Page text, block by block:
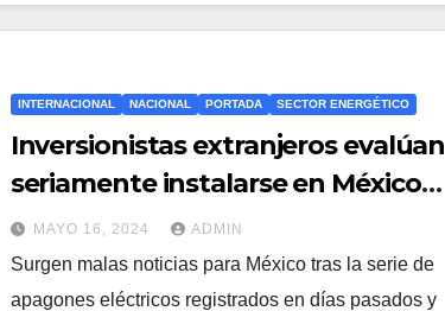
INTERNACIONAL NACIONAL PORTADA SECTOR ENERGÉTICO
Inversionistas extranjeros evalúan
seriamente instalarse en México
tras los apagones eléctricos
registrados en el país
MAYO 16, 2024 ADMIN
Surgen malas noticias para México tras la serie de
apagones eléctricos registrados en días pasados y